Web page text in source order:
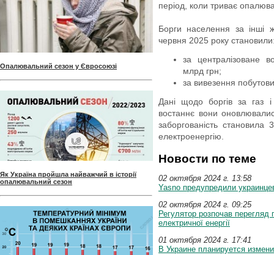
Опалювальний сезон у Євросоюзі
Як Україна пройшла найважчий в історії
опалювальний сезон
період, коли триває
Борги населення за інші
червня 2025 року
за централізоване
млрд грн;
за вивезення
Дані щодо боргів за газ і
востаннє вони
заборгованість
електроенергію.
Новости по теме
02 октября 2024 г. 13:58
Yasno предупредили
02 октября 2024 г. 09:25
Регулятор розпочав перегляд
електричної енергії
01 октября 2024 г. 17:41
В Украине планируется